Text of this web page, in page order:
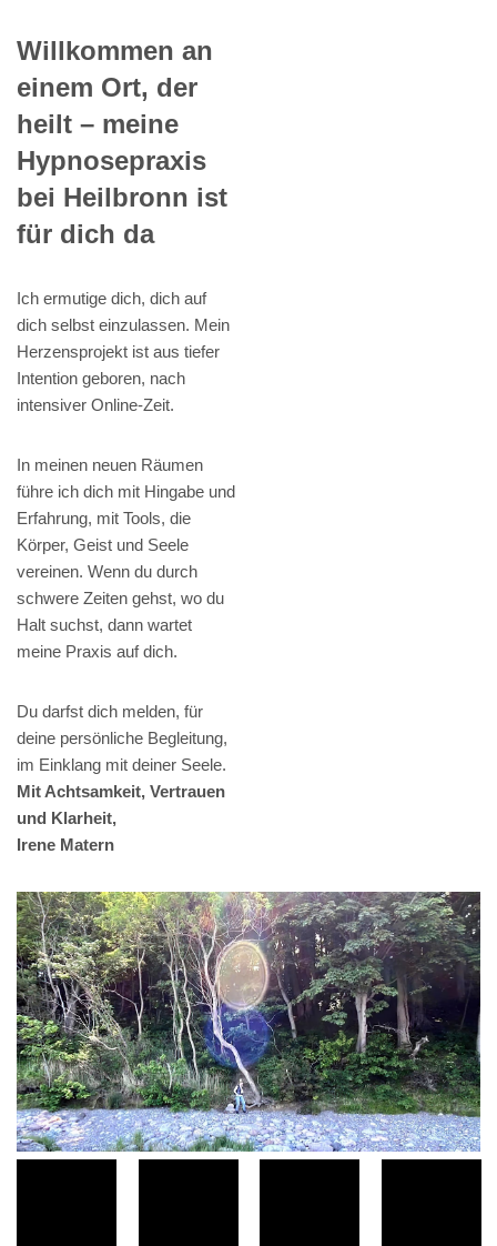
Willkommen an
einem Ort, der
heilt – meine
Hypnosepraxis
bei Heilbronn ist
für dich da
Ich ermutige dich, dich auf
dich selbst einzulassen. Mein
Herzensprojekt ist aus tiefer
Intention geboren, nach
intensiver Online-Zeit.
In meinen neuen Räumen
führe ich dich mit Hingabe und
Erfahrung, mit Tools, die
Körper, Geist und Seele
vereinen. Wenn du durch
schwere Zeiten gehst, wo du
Halt suchst, dann wartet
meine Praxis auf dich.
Du darfst dich melden, für
deine persönliche Begleitung,
im Einklang mit deiner Seele.
Mit Achtsamkeit, Vertrauen
und Klarheit,
Irene Matern